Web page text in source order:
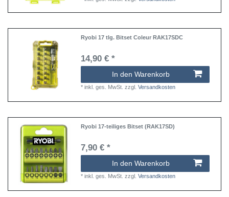
Ryobi 17 tlg. Bitset Coleur RAK17SDC
14,90 € *
In den Warenkorb
*inkl. ges. MwSt. zzgl.Versandkosten
Ryobi 17-teiliges Bitset (RAK17SD)
7,90 € *
In den Warenkorb
*inkl. ges. MwSt. zzgl.Versandkosten